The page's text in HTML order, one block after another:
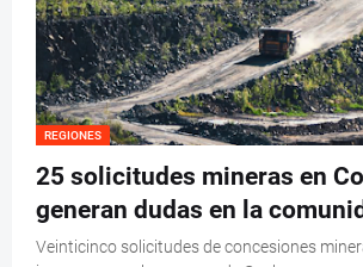
REGIONES
25 solicitudes mineras en
generan dudas en la
Veinticinco solicitudes de concesiones